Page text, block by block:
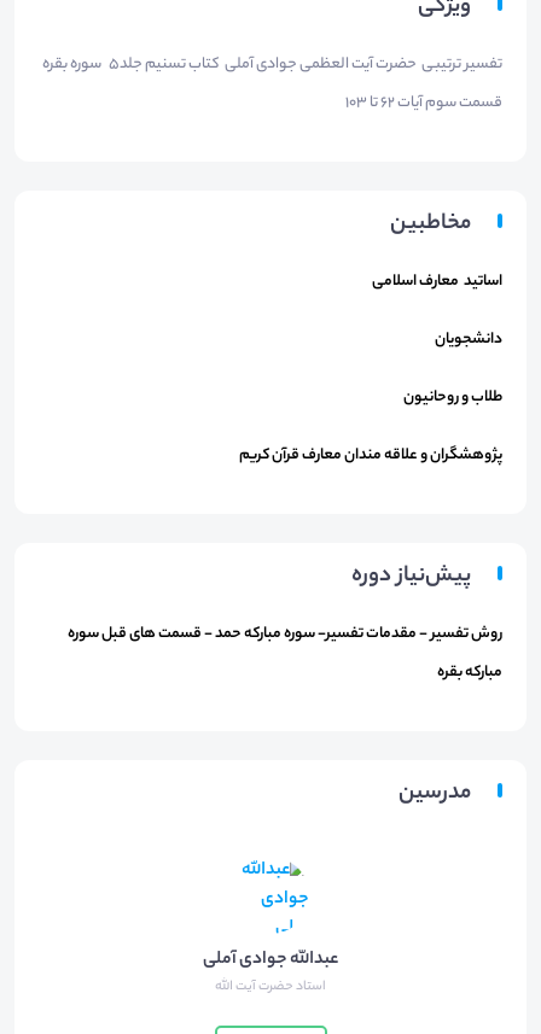
ویژگی
تفسیر ترتیبی حضرت آیت العظمی جوادی آملی کتاب تسنیم جلد5 سوره بقره
قسمت سوم آیات 62 تا 103
مخاطبین
اساتید معارف اسلامی
دانشجویان
طلاب و روحانیون
پژوهشگران و علاقه مندان معارف قرآن کریم
پیش‌نیاز دوره
روش تفسیر - مقدمات تفسیر- سوره مبارکه حمد - قسمت های قبل سوره
مبارکه بقره
مدرسین
عبدالله جوادی آملی
استاد حضرت آیت الله